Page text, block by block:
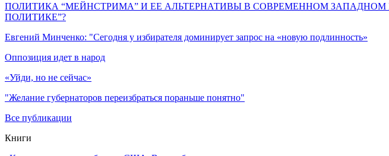
ПОЛИТИКА “МЕЙНСТРИМА” И ЕЕ АЛЬТЕРНАТИВЫ В СОВРЕМЕННОМ
ПОЛИТИКЕ”?
Евгений Минченко: "Сегодня у избирателя доминирует запрос на «новую подлинность»
Оппозиция идет в народ
«Уйди, но не сейчас»
"Желание губернаторов переизбраться пораньше понятно"
Все публикации
Книги